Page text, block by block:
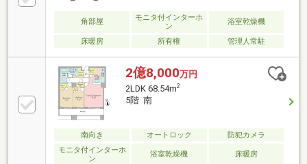
角部屋
モニタ付インターホ
ン
浴室乾燥機
床暖房 所有権 管理人常駐
2億8,000万円
2LDK 68.54m2
5階 南
南向き オートロック
防犯カメラ
モニタ付インターホ
ン
浴室乾燥機 床暖房